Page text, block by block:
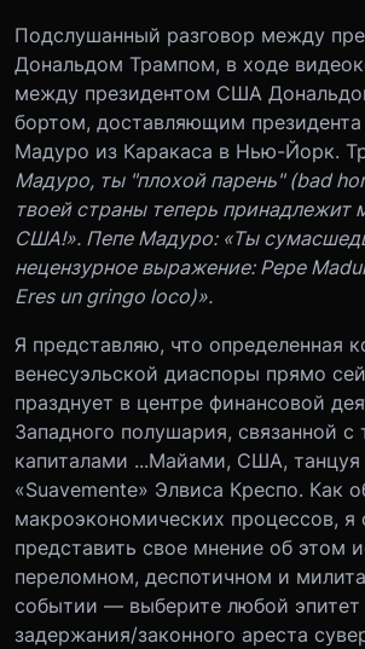
Подслушанный разговор между
Дональдом Трампом, в ходе
между президентом США
бортом, доставляющим
Мадуро из Каракаса в Нью-Йорк.
Мадуро, ты "плохой парень" (bad
твоей страны теперь
США!». Пепе Мадуро: «Ты
нецензурное выражение: Pepe
Eres un gringo loco)».
Я представляю, что определенная
венесуэльской диаспоры прямо
празднует в центре финансовой
Западного полушария, связанной с
капиталами ...Майами, США,
«Suavemente» Элвиса Креспо. Как
макроэкономических процессов, я
представить свое мнение об этом
переломном, деспотичном и
событии — выберите любой эпитет
задержания/законного ареста